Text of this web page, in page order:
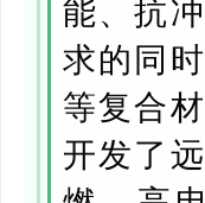
能、抗
求的同
等复合
开发了